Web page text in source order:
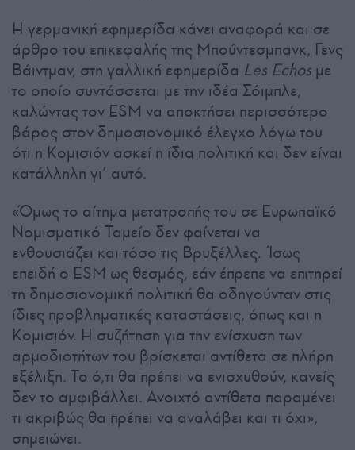
Η γερμανική εφημερίδα κάνει αναφορά και σε
άρθρο του επικεφαλής της Μπούντεσμπανκ, Γενς
Βάιντμαν, στη γαλλική εφημερίδα Les Echos με
το οποίο συντάσσεται με την ιδέα Σόιμπλε,
καλώντας τον ESM να αποκτήσει περισσότερο
βάρος στον δημοσιονομικό έλεγχο λόγω του
ότι η Κομισιόν ασκεί η ίδια πολιτική και δεν είναι
κατάλληλη γι’ αυτό.
«Όμως το αίτημα μετατροπής του σε Ευρωπαϊκό
Νομισματικό Ταμείο δεν φαίνεται να
ενθουσιάζει και τόσο τις Βρυξέλλες. Ίσως
επειδή ο ESM ως θεσμός, εάν έπρεπε να επιτηρεί
τη δημοσιονομική πολιτική θα οδηγούνταν στις
ίδιες προβληματικές καταστάσεις, όπως και η
Κομισιόν. Η συζήτηση για την ενίσχυση των
αρμοδιοτήτων του βρίσκεται αντίθετα σε πλήρη
εξέλιξη. Το ό,τι θα πρέπει να ενισχυθούν, κανείς
δεν το αμφιβάλλει. Ανοιχτό αντίθετα παραμένει
τι ακριβώς θα πρέπει να αναλάβει και τι όχι»,
σημειώνει.